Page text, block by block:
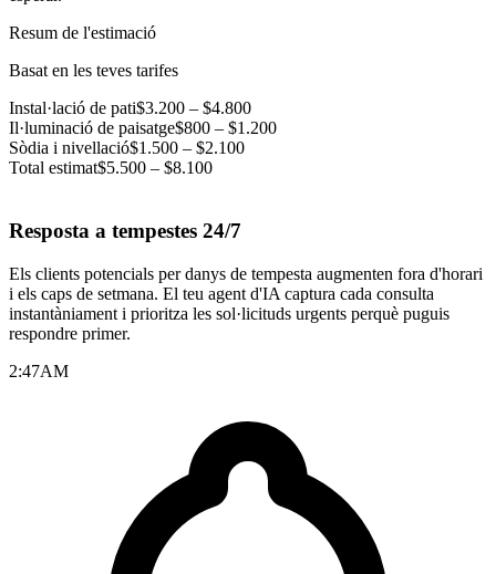
Resum de l'estimació
Basat en les teves tarifes
Instal·lació de pati$3.200 – $4.800
Il·luminació de paisatge$800 – $1.200
Sòdia i nivellació$1.500 – $2.100
Total estimat$5.500 – $8.100
Resposta a tempestes 24/7
Els clients potencials per danys de tempesta augmenten fora d'horari
i els caps de setmana. El teu agent d'IA captura cada consulta
instantàniament i prioritza les sol·licituds urgents perquè puguis
respondre primer.
2:47AM